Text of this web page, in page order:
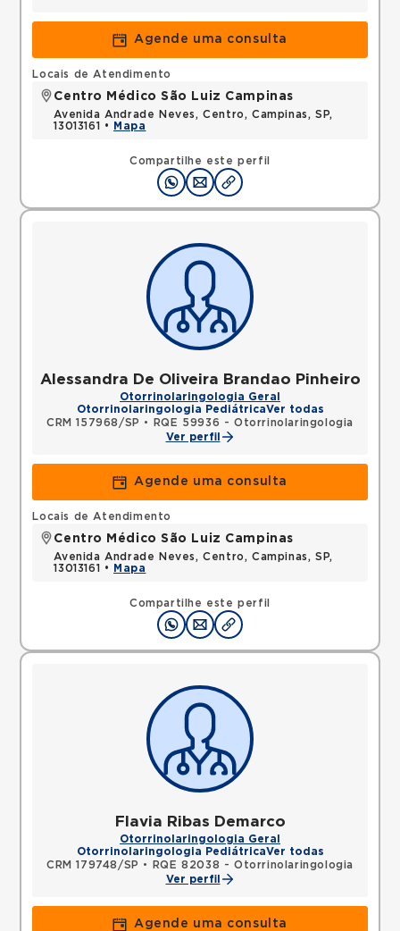
Agende uma consulta
Compartilhe este perfil
Locais de Atendimento
Centro Médico São Luiz Campinas
Avenida Andrade Neves, Centro, Campinas, SP,
13013161 •
Mapa
Alessandra De Oliveira Brandao Pinheiro
Otorrinolaringologia Geral
Otorrinolaringologia PediátricaVer todas
CRM 157968/SP •
RQE 59936 - Otorrinolaringologia
Ver perfil
Agende uma consulta
Compartilhe este perfil
Locais de Atendimento
Centro Médico São Luiz Campinas
Avenida Andrade Neves, Centro, Campinas, SP,
13013161 •
Mapa
Flavia Ribas Demarco
Otorrinolaringologia Geral
Otorrinolaringologia PediátricaVer todas
CRM 179748/SP •
RQE 82038 - Otorrinolaringologia
Ver perfil
Agende uma consulta